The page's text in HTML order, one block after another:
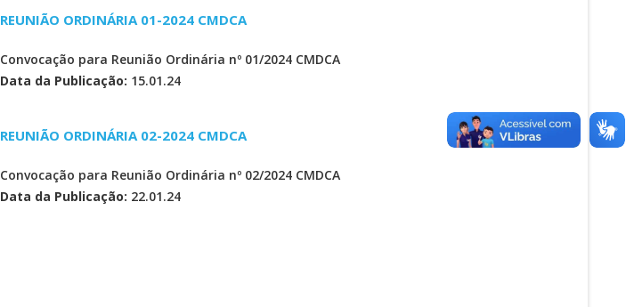
REUNIÃO ORDINÁRIA 01-2024 CMDCA
Convocação para Reunião Ordinária nº 01/2024 CMDCA
Data da Publicação: 15.01.24
REUNIÃO ORDINÁRIA 02-2024 CMDCA
Convocação para Reunião Ordinária nº 02/2024 CMDCA
Data da Publicação: 22.01.24